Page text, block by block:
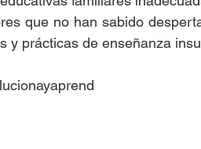
que no han sabido
y prácticas de enseñanza